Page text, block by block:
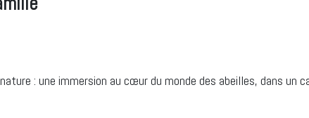
: une immersion au cœur du monde des abeilles, dans un